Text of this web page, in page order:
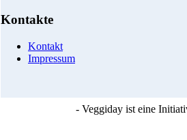
Kontakte
Kontakt
Impressum
- Veggiday ist eine